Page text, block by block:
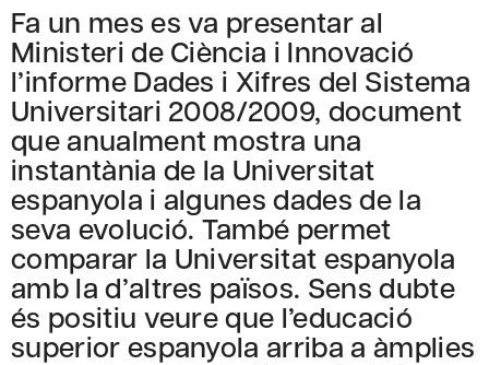
Fa un mes es va presentar al
Ministeri de Ciència i Innovació
l’informe Dades i Xifres del Sistema
Universitari 2008/2009, document
que anualment mostra una
instantània de la Universitat
espanyola i algunes dades de la
seva evolució. També permet
comparar la Universitat espanyola
amb la d’altres països. Sens dubte
és positiu veure que l’educació
superior espanyola arriba a àmplies